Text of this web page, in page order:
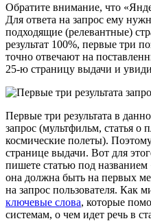
Обратите внимание, что
Для ответа на запрос ему
подходящие (релевантные)
результат 100%, первые три
точно отвечают на
25-ю страницу выдачи и
Первые три результата в
запрос (мультфильм, статья о
космические полеты).
странице выдачи. Вот для
пишете статью под
она должна быть на первых
на запрос пользователя. Как
ключевые слова, которые
системам, о чем идет речь в